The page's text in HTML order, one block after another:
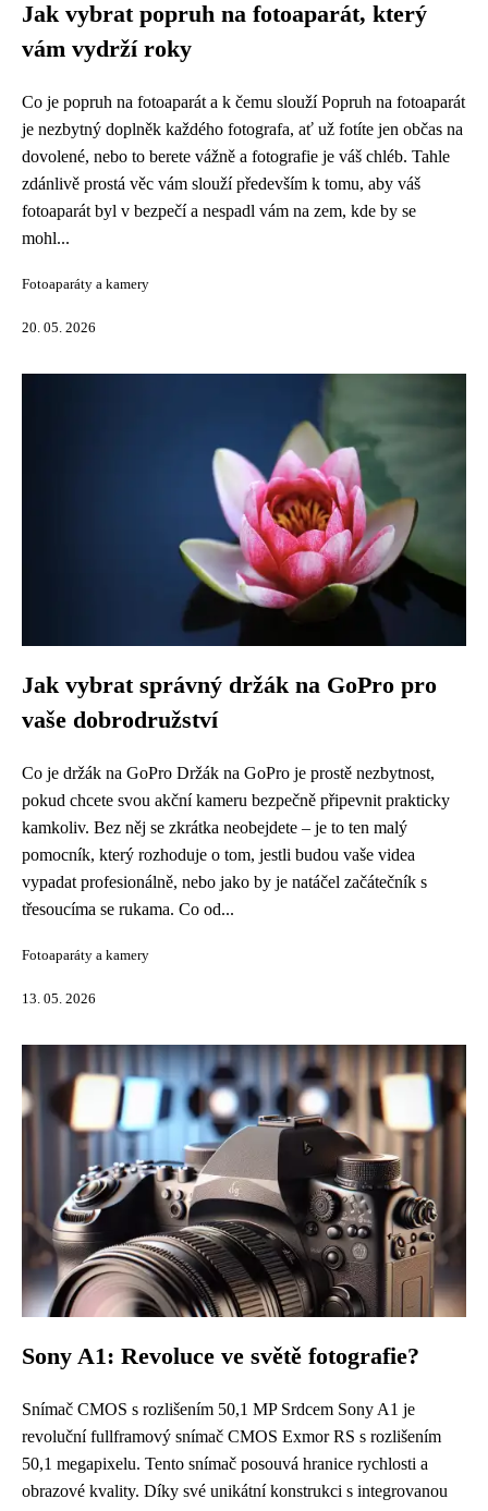
Jak vybrat popruh na fotoaparát, který
vám vydrží roky
Co je popruh na fotoaparát a k čemu slouží Popruh na fotoaparát
je nezbytný doplněk každého fotografa, ať už fotíte jen občas na
dovolené, nebo to berete vážně a fotografie je váš chléb. Tahle
zdánlivě prostá věc vám slouží především k tomu, aby váš
fotoaparát byl v bezpečí a nespadl vám na zem, kde by se
mohl...
Fotoaparáty a kamery
20. 05. 2026
Jak vybrat správný držák na GoPro pro
vaše dobrodružství
Co je držák na GoPro Držák na GoPro je prostě nezbytnost,
pokud chcete svou akční kameru bezpečně připevnit prakticky
kamkoliv. Bez něj se zkrátka neobejdete – je to ten malý
pomocník, který rozhoduje o tom, jestli budou vaše videa
vypadat profesionálně, nebo jako by je natáčel začátečník s
třesoucíma se rukama. Co od...
Fotoaparáty a kamery
13. 05. 2026
Sony A1: Revoluce ve světě fotografie?
Snímač CMOS s rozlišením 50,1 MP Srdcem Sony A1 je
revoluční fullframový snímač CMOS Exmor RS s rozlišením
50,1 megapixelu. Tento snímač posouvá hranice rychlosti a
obrazové kvality. Díky své unikátní konstrukci s integrovanou